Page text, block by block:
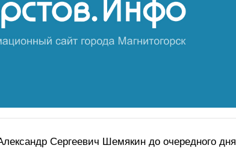
Сергеевич Шемякин до очередного дня